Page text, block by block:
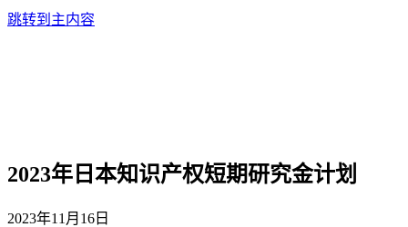
跳转到主内容
2023年日本知识产权短期研究金计划
2023年11月16日